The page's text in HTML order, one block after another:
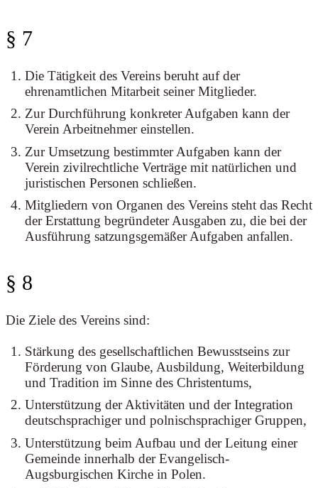
§ 7
Die Tätigkeit des Vereins beruht auf der
ehrenamtlichen Mitarbeit seiner Mitglieder.
Zur Durchführung konkreter Aufgaben kann der
Verein Arbeitnehmer einstellen.
Zur Umsetzung bestimmter Aufgaben kann der
Verein zivilrechtliche Verträge mit natürlichen und
juristischen Personen schließen.
Mitgliedern von Organen des Vereins steht das Recht
der Erstattung begründeter Ausgaben zu, die bei der
Ausführung satzungsgemäßer Aufgaben anfallen.
§ 8
Die Ziele des Vereins sind:
Stärkung des gesellschaftlichen Bewusstseins zur
Förderung von Glaube, Ausbildung, Weiterbildung
und Tradition im Sinne des Christentums,
Unterstützung der Aktivitäten und der Integration
deutschsprachiger und polnischsprachiger Gruppen,
Unterstützung beim Aufbau und der Leitung einer
Gemeinde innerhalb der Evangelisch-
Augsburgischen Kirche in Polen.